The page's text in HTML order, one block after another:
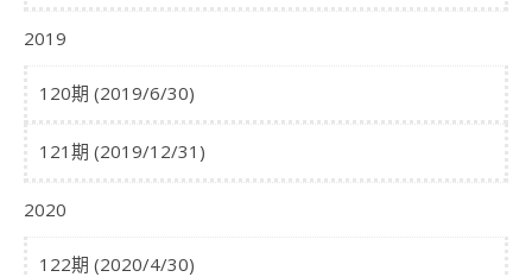
2019
120期 (2019/6/30)
121期 (2019/12/31)
2020
122期 (2020/4/30)